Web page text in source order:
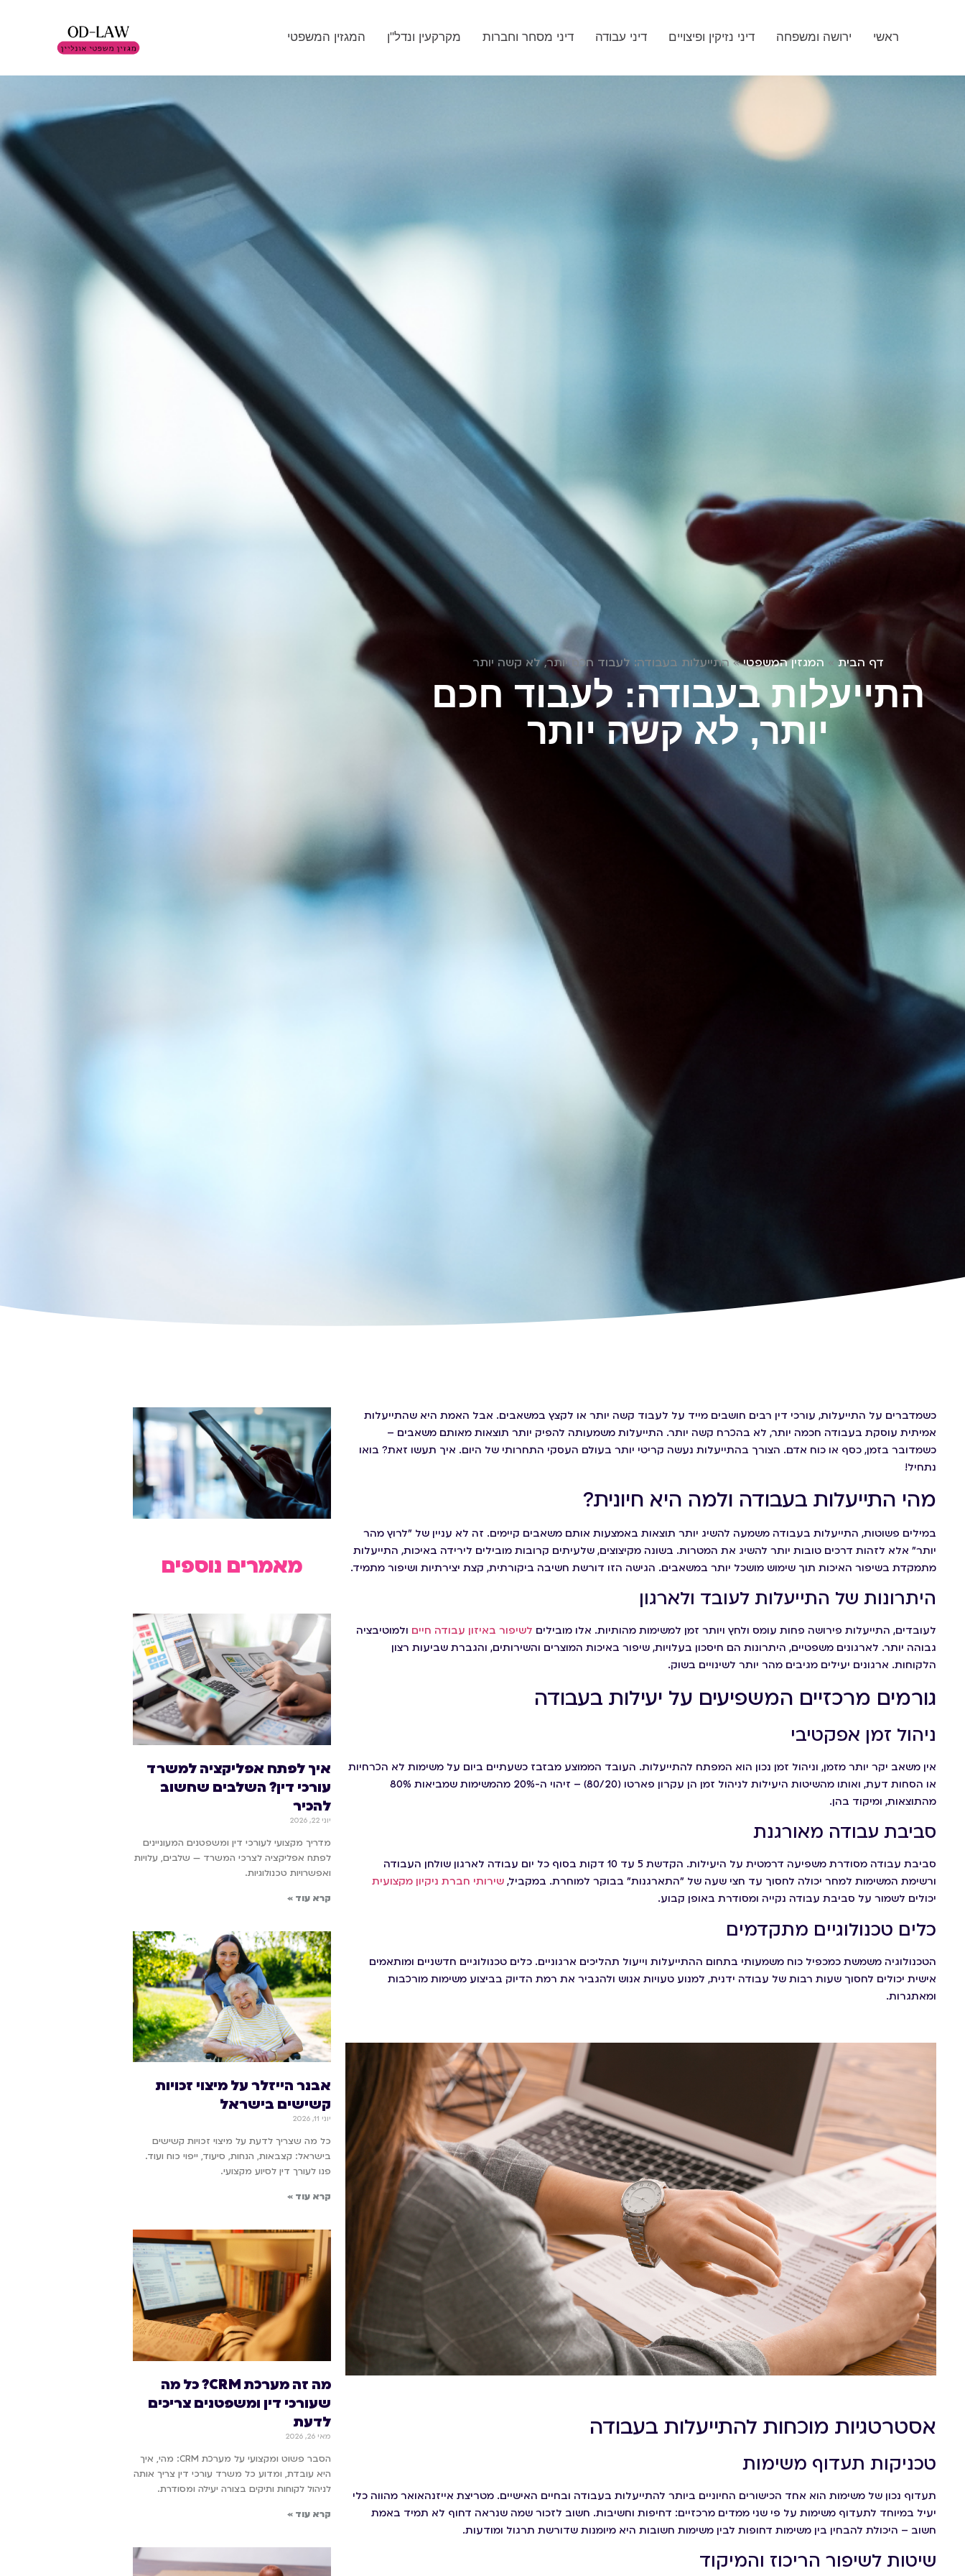
ראשי ירושה ומשפחה דיני נזיקין ופיצויים דיני עבודה דיני מסחר וחברות מקרקעין ונדל"ן המגזין המשפטי
דף הבית» המגזין המשפטי»התייעלות בעבודה: לעבוד חכם יותר, לא קשה יותר
התייעלות בעבודה: לעבוד חכם
יותר, לא קשה יותר
כשמדברים על התייעלות, עורכי דין רבים חושבים מייד על לעבוד קשה יותר או לקצץ במשאבים. אבל האמת היא שהתייעלות
אמיתית עוסקת בעבודה חכמה יותר, לא בהכרח קשה יותר. התייעלות משמעותה להפיק יותר תוצאות מאותם משאבים –
כשמדובר בזמן, כסף או כוח אדם. הצורך בהתייעלות נעשה קריטי יותר בעולם העסקי התחרותי של היום. איך תעשו זאת? בואו
נתחיל!
מהי התייעלות בעבודה ולמה היא חיונית?
במילים פשוטות, התייעלות בעבודה משמעה להשיג יותר תוצאות באמצעות אותם משאבים קיימים. זה לא עניין של "לרוץ מהר
יותר" אלא לזהות דרכים טובות יותר להשיג את המטרות. בשונה מקיצוצים, שלעיתים קרובות מובילים לירידה באיכות, התייעלות
מתמקדת בשיפור האיכות תוך שימוש מושכל יותר במשאבים. הגישה הזו דורשת חשיבה ביקורתית, קצת יצירתיות ושיפור מתמיד.
היתרונות של התייעלות לעובד ולארגון
לעובדים, התייעלות פירושה פחות עומס ולחץ ויותר זמן למשימות מהותיות. אלו מובילים לשיפור באיזון עבודה חיים ולמוטיבציה
גבוהה יותר. לארגונים משפטיים, היתרונות הם חיסכון בעלויות, שיפור באיכות המוצרים והשירותים, והגברת שביעות רצון
הלקוחות. ארגונים יעילים מגיבים מהר יותר לשינויים בשוק.
גורמים מרכזיים המשפיעים על יעילות בעבודה
ניהול זמן אפקטיבי
אין משאב יקר יותר מזמן, וניהול זמן נכון הוא המפתח להתייעלות. העובד הממוצע מבזבז כשעתיים ביום על משימות לא הכרחיות
או הסחות דעת, ואותו מהשיטות היעילות לניהול זמן הן עקרון פארטו (80/20) – זיהוי ה-20% מהמשימות שמביאות 80%
מהתוצאות, ומיקוד בהן.
סביבת עבודה מאורגנת
סביבת עבודה מסודרת משפיעה דרמטית על היעילות. הקדשת 5 עד 10 דקות בסוף כל יום עבודה לארגון שולחן העבודה
ורשימת המשימות למחר יכולה לחסוך עד חצי שעה של "התארגנות" בבוקר למוחרת. במקביל, שירותי חברת ניקיון מקצועית
יכולים לשמור על סביבת עבודה נקייה ומסודרת באופן קבוע.
כלים טכנולוגיים מתקדמים
הטכנולוגיה משמשת כמכפיל כוח משמעותי בתחום ההתייעלות וייעול תהליכים ארגוניים. כלים טכנולוגיים חדשניים ומותאמים
אישית יכולים לחסוך שעות רבות של עבודה ידנית, למנוע טעויות אנוש ולהגביר את רמת הדיוק בביצוע משימות מורכבות
ומאתגרות.
אסטרטגיות מוכחות להתייעלות בעבודה
טכניקות תעדוף משימות
תעדוף נכון של משימות הוא אחד הכישורים החיוניים ביותר להתייעלות בעבודה ובחיים האישיים. מטריצת אייזנהאואר מהווה כלי
יעיל במיוחד לתעדוף משימות על פי שני ממדים מרכזיים: דחיפות וחשיבות. חשוב לזכור שמה שנראה דחוף לא תמיד באמת
חשוב – היכולת להבחין בין משימות דחופות לבין משימות חשובות היא מיומנות שדורשת תרגול ומודעות.
שיטות לשיפור הריכוז והמיקוד
מאמרים נוספים
איך לפתח אפליקציה למשרד
עורכי דין? השלבים שחשוב
להכיר
יוני 22, 2026
מדריך מקצועי לעורכי דין ומשפטנים המעוניינים
לפתח אפליקציה לצרכי המשרד — שלבים, עלויות
ואפשרויות טכנולוגיות.
קרא עוד »
אבנר הייזלר על מיצוי זכויות
קשישים בישראל
יוני 11, 2026
כל מה שצריך לדעת על מיצוי זכויות קשישים
בישראל: קצבאות, הנחות, סיעוד, ייפוי כוח ועוד.
פנו לעורך דין לסיוע מקצועי.
קרא עוד »
מה זה מערכת CRM? כל מה
שעורכי דין ומשפטנים צריכים
לדעת
מאי 26, 2026
הסבר פשוט ומקצועי על מערכת CRM: מהי, איך
היא עובדת, ומדוע כל משרד עורכי דין צריך אותה
לניהול לקוחות ותיקים בצורה יעילה ומסודרת.
קרא עוד »